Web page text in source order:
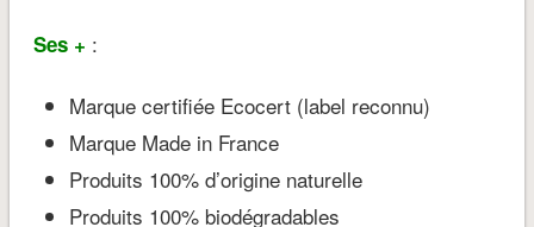
Ses + :
Marque certifiée Ecocert (label reconnu)
Marque Made in France
Produits 100% d’origine naturelle
Produits 100% biodégradables